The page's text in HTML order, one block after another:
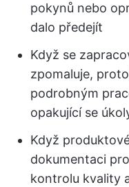
pokynů nebo
dalo předejít
Když se
zpomaluje,
podrobným
opakující se
Když
dokumentaci
kontrolu kvality